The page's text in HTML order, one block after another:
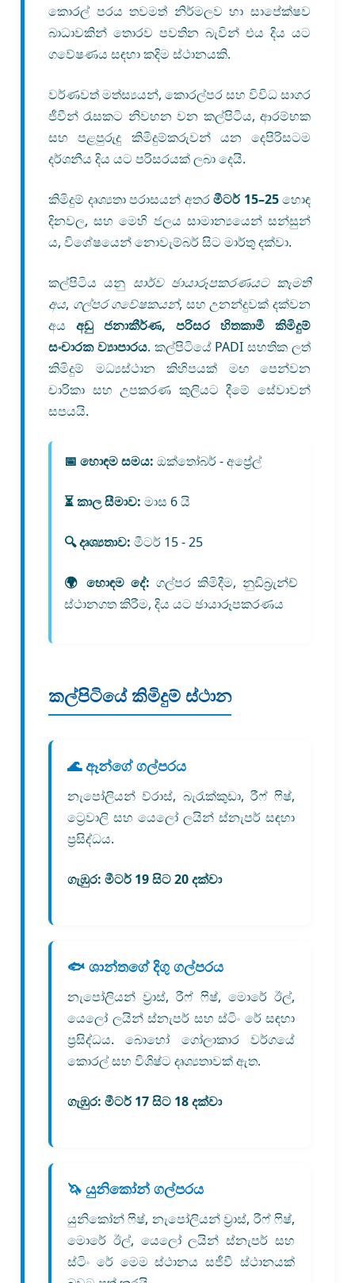
කොරල් පරය තවමත් නිර්මලව හා සාපේක්ෂව
බාධාවකින් තොරව පවතින බැවින් එය දිය යට
ගවේෂණය සඳහා කදිම ස්ථානයකි.
වර්ණවත් මත්ස්‍යයන්, කොරල්පර සහ විවිධ සාගර
ජීවීන් රැසකට නිවහන වන කල්පිටිය, ආරම්භක
සහ පළපුරුදු කිමිදුම්කරුවන් යන දෙපිරිසටම
දර්ශනීය දිය යට පරිසරයක් ලබා දෙයි.
කිමිදුම් දෘශ්‍යතා පරාසයන් අතරමීටර් 15–25හොඳ
දිනවල, සහ මෙහි ජලය සාමාන්‍යයෙන් සන්සුන්
ය, විශේෂයෙන් නොවැම්බර් සිට මාර්තු දක්වා.
කල්පිටිය යනු සාර්ව ඡායාරූපකරණයට කැමති
අය, ගල්පර ගවේෂකයන්, සහ උනන්දුවක් දක්වන
අය අඩු ජනාකීර්ණ, පරිසර හිතකාමී කිමිදුම්
සංචාරක ව්‍යාපාරය. කල්පිටියේ PADI සහතික ලත්
කිමිදුම් මධ්‍යස්ථාන කිහිපයක් මඟ පෙන්වන
චාරිකා සහ උපකරණ කුලියට දීමේ සේවාවන්
සපයයි.
📅 හොඳම සමය: ඔක්තෝබර් - අප්‍රේල්
⏳ කාල සීමාව: මාස 6 යි
🔍 දෘශ්‍යතාව: මීටර් 15 - 25
🌍 හොඳම දේ: ගල්පර කිමිදීම, නුඩිබ්‍රැන්ච්
ස්ථානගත කිරීම, දිය යට ඡායාරූපකරණය
කල්පිටියේ කිමිදුම් ස්ථාන
🌊 ඈන්ගේ ගල්පරය
නැපෝලියන් ව්රාස්, බැරැක්කුඩා, රීෆ් ෆිෂ්,
ට්‍රෙවාලි සහ යෙලෝ ලයින් ස්නැපර් සඳහා
ප්‍රසිද්ධය.
ගැඹුර: මීටර් 19 සිට 20 දක්වා
🐟 ශාන්තගේ දිගු ගල්පරය
නැපෝලියන් ව්‍රාස්, රීෆ් ෆිෂ්, මොරේ ඊල්,
යෙලෝ ලයින් ස්නැපර් සහ ස්ටිං රේ සඳහා
ප්‍රසිද්ධය. බොහෝ ගෝලාකාර වර්ගයේ
කොරල් සහ විශිෂ්ට දෘශ්‍යතාවක් ඇත.
ගැඹුර: මීටර් 17 සිට 18 දක්වා
🦄 යුනිකෝන් ගල්පරය
යුනිකෝන් ෆිෂ්, නැපෝලියන් ව්‍රාස්, රීෆ් ෆිෂ්,
මොරේ ඊල්, යෙලෝ ලයින් ස්නැපර් සහ
ස්ටිං රේ මෙම ස්ථානය සජීවී ස්ථානයක්